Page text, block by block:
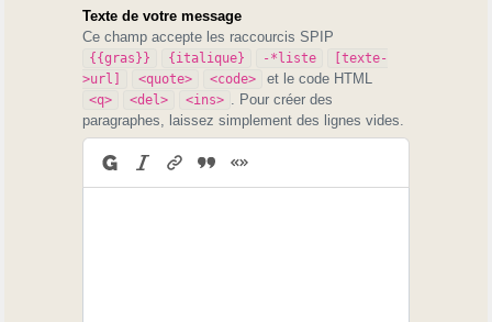
Texte de votre message
Ce champ accepte les raccourcis SPIP
{{gras}} {italique} -*liste
[texte-
>url]
<quote> <code> et le code HTML
<q> <del> <ins>
. Pour créer des
paragraphes, laissez simplement des lignes vides.